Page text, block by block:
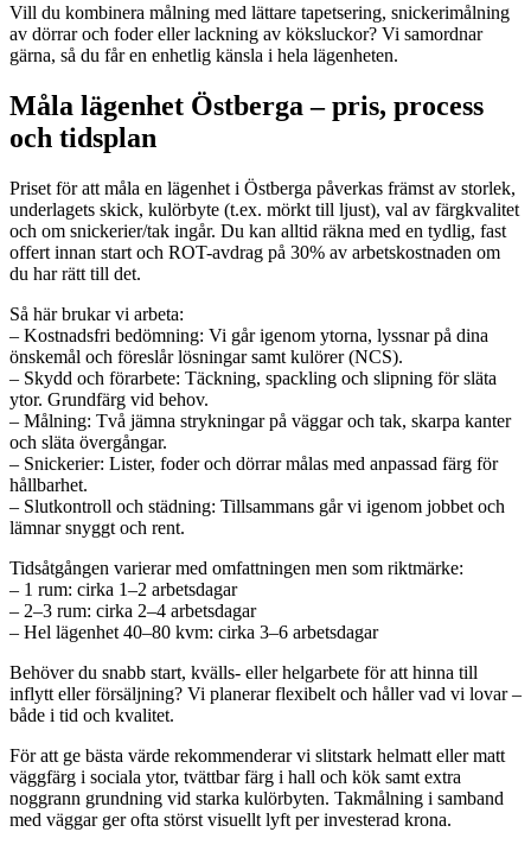
Vill du kombinera målning med lättare tapetsering, snickerimålning
av dörrar och foder eller lackning av köksluckor? Vi samordnar
gärna, så du får en enhetlig känsla i hela lägenheten.
Måla lägenhet Östberga – pris, process
och tidsplan
Priset för att måla en lägenhet i Östberga påverkas främst av storlek,
underlagets skick, kulörbyte (t.ex. mörkt till ljust), val av färgkvalitet
och om snickerier/tak ingår. Du kan alltid räkna med en tydlig, fast
offert innan start och ROT-avdrag på 30% av arbetskostnaden om
du har rätt till det.
Så här brukar vi arbeta:
– Kostnadsfri bedömning: Vi går igenom ytorna, lyssnar på dina
önskemål och föreslår lösningar samt kulörer (NCS).
– Skydd och förarbete: Täckning, spackling och slipning för släta
ytor. Grundfärg vid behov.
– Målning: Två jämna strykningar på väggar och tak, skarpa kanter
och släta övergångar.
– Snickerier: Lister, foder och dörrar målas med anpassad färg för
hållbarhet.
– Slutkontroll och städning: Tillsammans går vi igenom jobbet och
lämnar snyggt och rent.
Tidsåtgången varierar med omfattningen men som riktmärke:
– 1 rum: cirka 1–2 arbetsdagar
– 2–3 rum: cirka 2–4 arbetsdagar
– Hel lägenhet 40–80 kvm: cirka 3–6 arbetsdagar
Behöver du snabb start, kvälls- eller helgarbete för att hinna till
inflytt eller försäljning? Vi planerar flexibelt och håller vad vi lovar –
både i tid och kvalitet.
För att ge bästa värde rekommenderar vi slitstark helmatt eller matt
väggfärg i sociala ytor, tvättbar färg i hall och kök samt extra
noggrann grundning vid starka kulörbyten. Takmålning i samband
med väggar ger ofta störst visuellt lyft per investerad krona.